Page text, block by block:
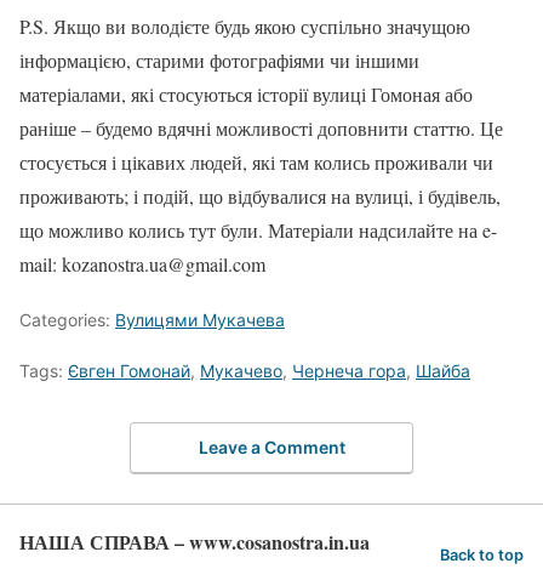
P.S. Якщо ви володієте будь якою суспільно значущою
інформацією, старими фотографіями чи іншими
матеріалами, які стосуються історії вулиці Гомоная або
раніше – будемо вдячні можливості доповнити статтю. Це
стосується і цікавих людей, які там колись проживали чи
проживають; і подій, що відбувалися на вулиці, і будівель,
що можливо колись тут були. Матеріали надсилайте на e-
mail: kozanostra.ua@gmail.com
Categories: Вулицями Мукачева
Tags: Євген Гомонай, Мукачево, Чернеча гора, Шайба
Leave a Comment
НАША СПРАВА – www.cosanostra.in.ua Back to top